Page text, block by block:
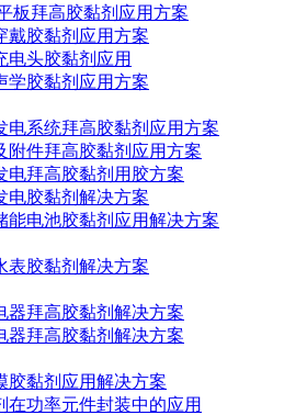
板拜高胶黏剂应用方案
戴胶黏剂应用方案
电头胶黏剂应用
学胶黏剂应用方案
电系统拜高胶黏剂应用方案
附件拜高胶黏剂应用方案
电拜高胶黏剂用胶方案
电胶黏剂解决方案
能电池胶黏剂应用解决方案
表胶黏剂解决方案
器拜高胶黏剂解决方案
器拜高胶黏剂解决方案
胶黏剂应用解决方案
在功率元件封装中的应用